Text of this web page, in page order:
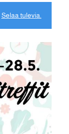
Selaa tulevia.